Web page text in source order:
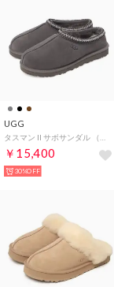
UGG
￥15,400
30%OFF